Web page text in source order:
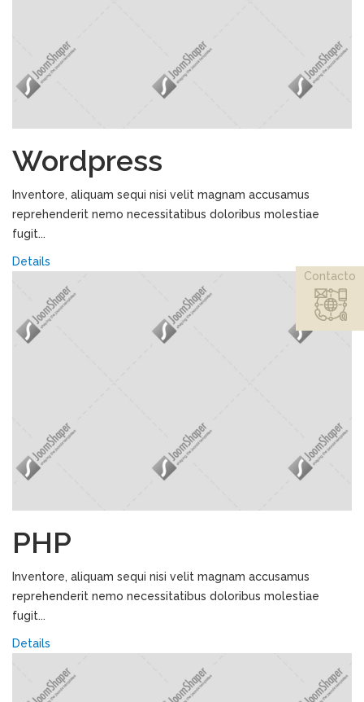
Wordpress
Inventore, aliquam sequi nisi velit magnam accusamus
reprehenderit nemo necessitatibus doloribus molestiae
fugit...
Details
PHP
Inventore, aliquam sequi nisi velit magnam accusamus
reprehenderit nemo necessitatibus doloribus molestiae
fugit...
Details
Contacto